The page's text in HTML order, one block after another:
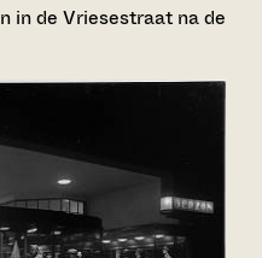
in de Vriesestraat na de